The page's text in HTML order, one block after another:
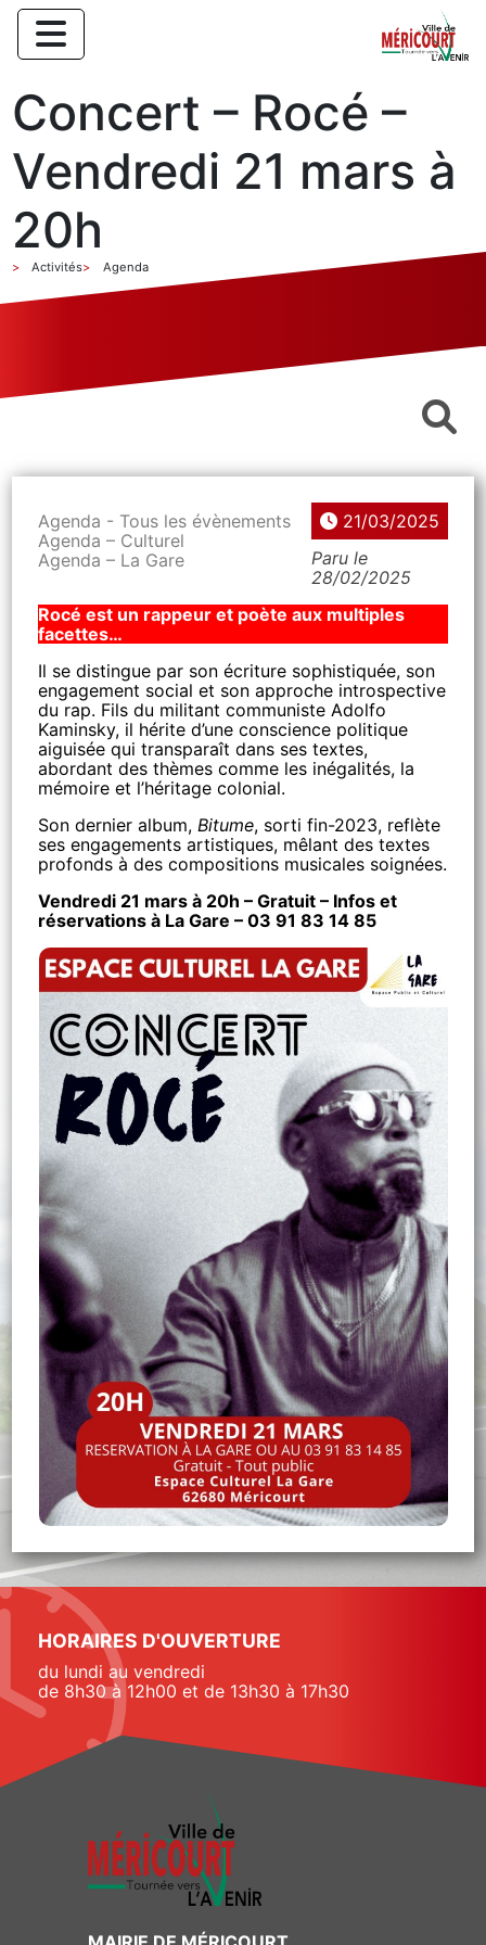
Concert – Rocé –
Vendredi 21 mars à
20h
Activités Agenda
Agenda - Tous les évènements
Agenda – Culturel
Agenda – La Gare
21/03/2025
Paru le
28/02/2025
Rocé est un rappeur et poète aux multiples
facettes…
Il se distingue par son écriture sophistiquée, son
engagement social et son approche introspective
du rap. Fils du militant communiste Adolfo
Kaminsky, il hérite d’une conscience politique
aiguisée qui transparaît dans ses textes,
abordant des thèmes comme les inégalités, la
mémoire et l’héritage colonial.
Son dernier album,Bitume, sorti fin-2023, reflète
ses engagements artistiques, mêlant des textes
profonds à des compositions musicales soignées.
Vendredi 21 mars à 20h – Gratuit – Infos et
réservations à La Gare – 03 91 83 14 85
HORAIRES D'OUVERTURE
du lundi au vendredi
de 8h30 à 12h00 et de 13h30 à 17h30